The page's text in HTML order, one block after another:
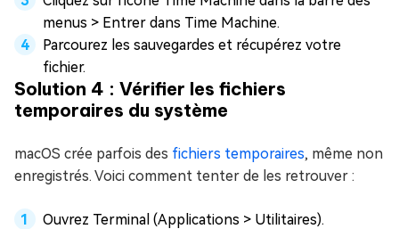
menus > Entrer dans Time Machine.
Parcourez les sauvegardes et récupérez votre
fichier.
Solution 4 : Vérifier les fichiers
temporaires du système
macOS crée parfois des fichiers temporaires, même non
enregistrés. Voici comment tenter de les retrouver :
Ouvrez Terminal (Applications > Utilitaires).